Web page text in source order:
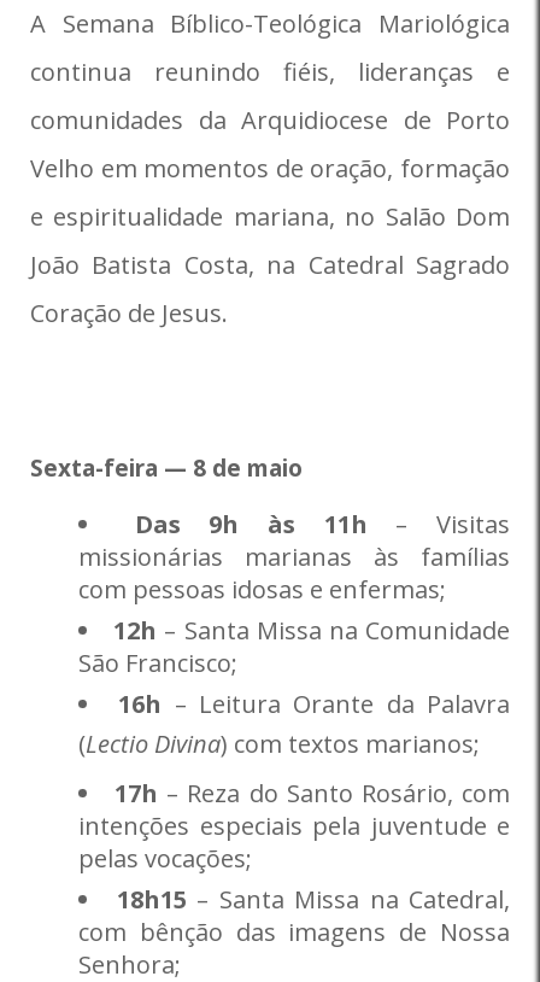
A Semana Bíblico-Teológica Mariológica
continua reunindo fiéis, lideranças e
comunidades da Arquidiocese de Porto
Velho em momentos de oração, formação
e espiritualidade mariana, no Salão Dom
João Batista Costa, na Catedral Sagrado
Coração de Jesus.
Sexta-feira — 8 de maio
Das 9h às 11h – Visitas
missionárias marianas às famílias
com pessoas idosas e enfermas;
12h – Santa Missa na Comunidade
São Francisco;
16h – Leitura Orante da Palavra
(Lectio Divina) com textos marianos;
17h – Reza do Santo Rosário, com
intenções especiais pela juventude e
pelas vocações;
18h15 – Santa Missa na Catedral,
com bênção das imagens de Nossa
Senhora;